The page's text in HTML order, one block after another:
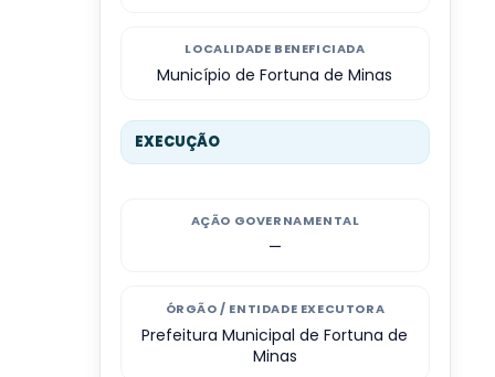
LOCALIDADE BENEFICIADA
Município de Fortuna de Minas
EXECUÇÃO
AÇÃO GOVERNAMENTAL
—
ÓRGÃO / ENTIDADE EXECUTORA
Prefeitura Municipal de Fortuna de
Minas